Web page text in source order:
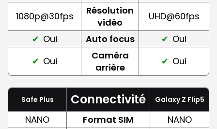
1080p@30fps
Résolution
vidéo
UHD@60fps
Oui
Auto focus
Oui
Oui
Caméra
arrière
Oui
Safe Plus Connectivité Galaxy Z Flip5
NANO Format SIM
NANO